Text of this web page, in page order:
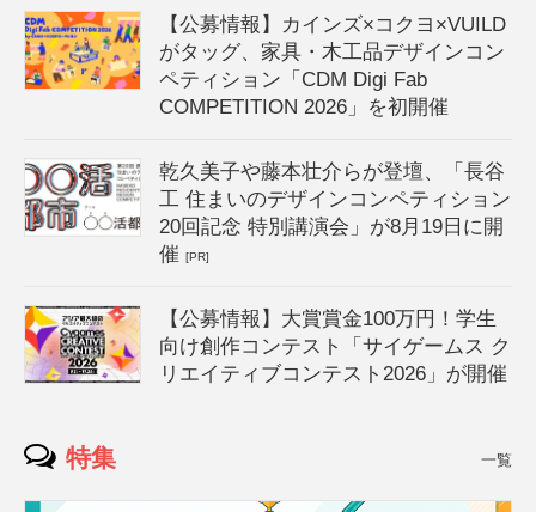
【公募情報】カインズ×コクヨ×VUILD
がタッグ、家具・木工品デザインコン
ペティション「CDM Digi Fab
COMPETITION 2026」を初開催
乾久美子や藤本壮介らが登壇、「長谷
工 住まいのデザインコンペティション
20回記念 特別講演会」が8月19日に開
催[PR]
【公募情報】大賞賞金100万円！学生
向け創作コンテスト「サイゲームス ク
リエイティブコンテスト2026」が開催
特集 一覧